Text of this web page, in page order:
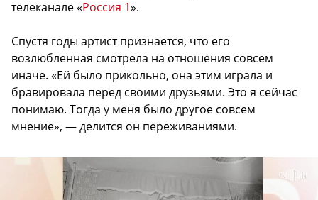
телеканале «Россия 1».
Спустя годы артист признается, что его
возлюбленная смотрела на отношения совсем
иначе. «Ей было прикольно, она этим играла и
бравировала перед своими друзьями. Это я сейчас
понимаю. Тогда у меня было другое совсем
мнение», — делится он переживаниями.